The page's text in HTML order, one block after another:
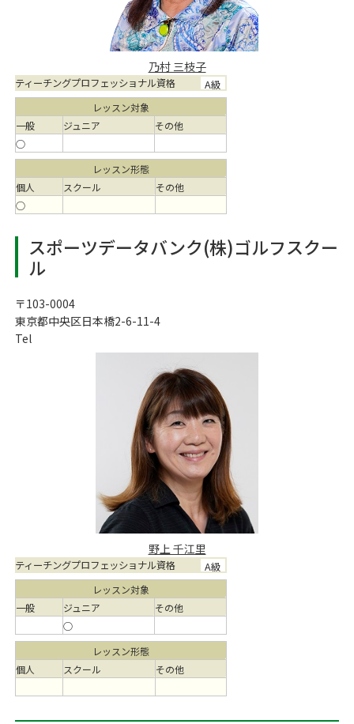
乃村 三枝子
ティーチングプロフェッショナル資格 A級
レッスン対象
一般
ジュニア
その他
○
レッスン形態
個人
スクール
その他
○
スポーツデータバンク(株)ゴルフスクー
ル
〒103-0004
東京都中央区日本橋2-6-11-4
Tel
野上 千江里
ティーチングプロフェッショナル資格 A級
レッスン対象
一般
ジュニア
その他
○
レッスン形態
個人
スクール その他